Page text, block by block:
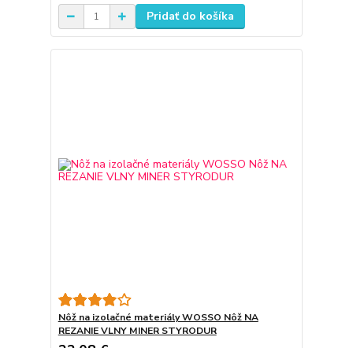
Pridať do košíka
Nôž na izolačné materiály WOSSO Nôž NA
REZANIE VLNY MINER STYRODUR